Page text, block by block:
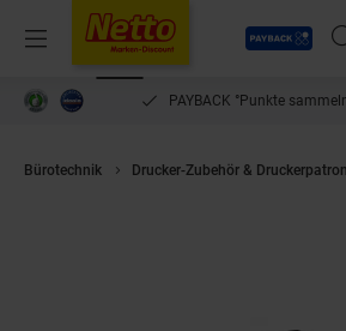
Menü
Payback
PAYBACK °Punkte
Bürotechnik Drucker-Zubehör &